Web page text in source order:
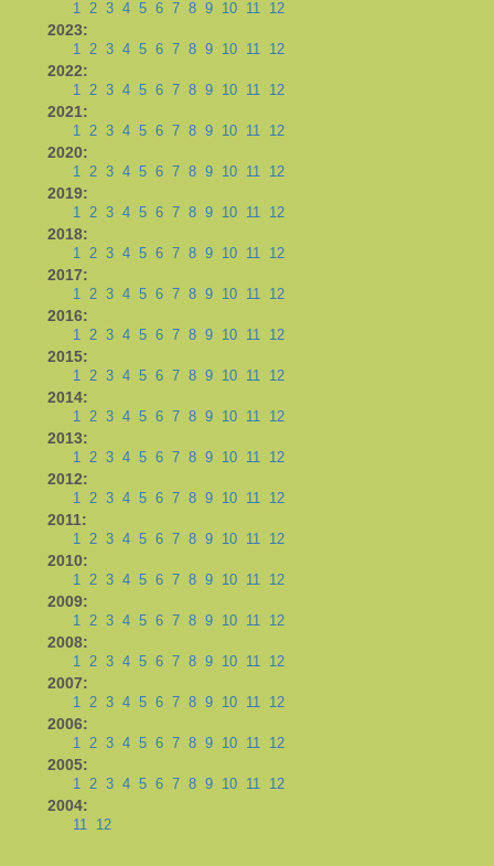
1 2 3 4 5 6 7 8 9 10 11 12
2023:
1 2 3 4 5 6 7 8 9 10 11 12
2022:
1 2 3 4 5 6 7 8 9 10 11 12
2021:
1 2 3 4 5 6 7 8 9 10 11 12
2020:
1 2 3 4 5 6 7 8 9 10 11 12
2019:
1 2 3 4 5 6 7 8 9 10 11 12
2018:
1 2 3 4 5 6 7 8 9 10 11 12
2017:
1 2 3 4 5 6 7 8 9 10 11 12
2016:
1 2 3 4 5 6 7 8 9 10 11 12
2015:
1 2 3 4 5 6 7 8 9 10 11 12
2014:
1 2 3 4 5 6 7 8 9 10 11 12
2013:
1 2 3 4 5 6 7 8 9 10 11 12
2012:
1 2 3 4 5 6 7 8 9 10 11 12
2011:
1 2 3 4 5 6 7 8 9 10 11 12
2010:
1 2 3 4 5 6 7 8 9 10 11 12
2009:
1 2 3 4 5 6 7 8 9 10 11 12
2008:
1 2 3 4 5 6 7 8 9 10 11 12
2007:
1 2 3 4 5 6 7 8 9 10 11 12
2006:
1 2 3 4 5 6 7 8 9 10 11 12
2005:
1 2 3 4 5 6 7 8 9 10 11 12
2004:
11 12